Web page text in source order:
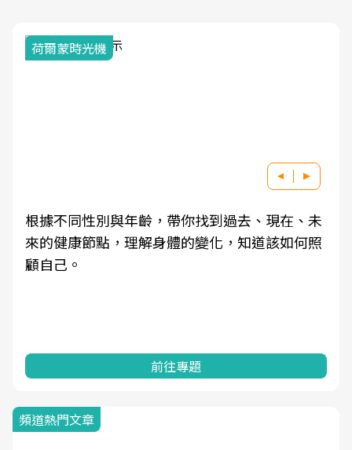
荷爾蒙時光機
根據不同性別與年齡，帶你找到過去、現在、未
來的健康節點，理解身體的變化，知道該如何照
顧自己。
前往專題
頻道熱門文章